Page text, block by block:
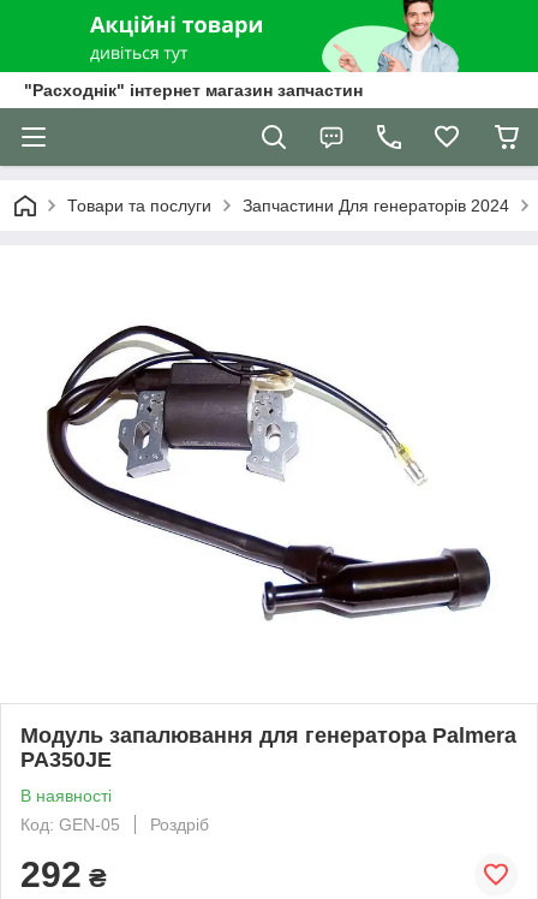
"Расходнік" інтернет магазин запчастин
Товари та послуги Запчастини Для генераторів 2024
Модуль запалювання для генератора Palmera
PA350JE
В наявності
Код: GEN-05
Роздріб
292 ₴